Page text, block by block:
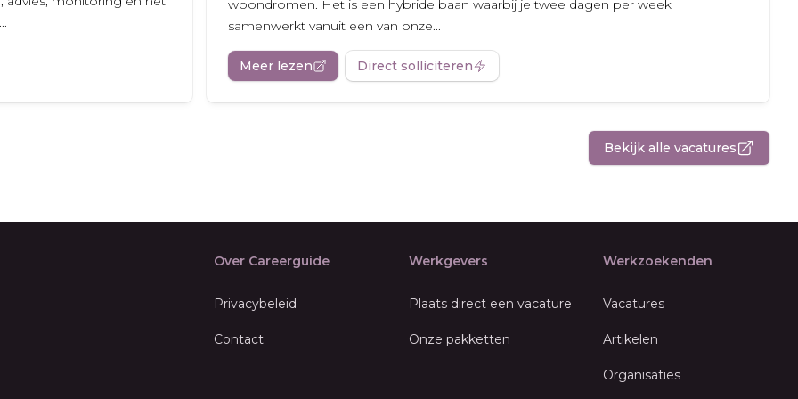
woondromen. Het is een hybride baan waarbij je twee dagen per week
samenwerkt vanuit een van onze...
Meer lezen Direct solliciteren
Bekijk alle vacatures
Over Careerguide
Privacybeleid
Contact
Werkgevers
Plaats direct een vacature
Onze pakketten
Werkzoekenden
Vacatures
Artikelen
Organisaties